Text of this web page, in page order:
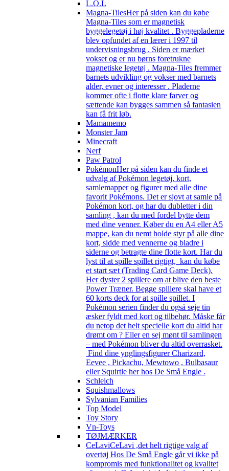
L.O.L
Magna-TilesHer på siden kan du købe
Magna-Tiles som er magnetisk
byggelegetøj i høj kvalitet . Byggepladerne
blev opfundet af en lærer i 1997 til
undervisningsbrug . Siden er mærket
vokset og er nu børns foretrukne
magnetiske legetøj . Magna-Tiles fremmer
barnets udvikling og vokser med barnets
alder, evner og interesser . Pladerne
kommer ofte i flotte klare farver og
sættende kan bygges sammen så fantasien
kan få frit løb.
Mamamemo
Monster Jam
Minecraft
Nerf
Paw Patrol
PokémonHer på siden kan du finde et
udvalg af Pokémon legetøj, kort,
samlemapper og figurer med alle dine
favorit Pokémons. Det er sjovt at samle på
Pokémon kort, og har du dubletter i din
samling , kan du med fordel bytte dem
med dine venner. Køber du en A4 eller A5
mappe, kan du nemt holde styr på alle dine
kort, sidde med vennerne og bladre i
siderne og betragte dine flotte kort. Har du
lyst til at spille spillet rigtigt, kan du købe
et start sæt (Trading Card Game Deck).
Her dyster 2 spillere om at blive den beste
Power Træner. Begge spillere skal have et
60 korts deck for at spille spillet. I
Pokémon serien finder du også seje tin
æsker fyldt med kort og tilbehør. Måske får
du netop det helt specielle kort du altid har
drømt om ? Eller en sej mønt til samlingen
– med Pokémon bliver du altid overrasket.
Find dine ynglingsfigurer Charizard,
Eevee , Pickachu, Mewtowo , Bulbasaur
eller Squirtle her hos De Små Engle .
Schleich
Squishmallows
Sylvanian Families
Top Model
Toy Story
Vn-Toys
TØJMÆRKER
CeLaviCeLavi ,det helt rigtige valg af
overtøj Hos De Små Engle går vi ikke på
kompromis med funktionalitet og kvalitet